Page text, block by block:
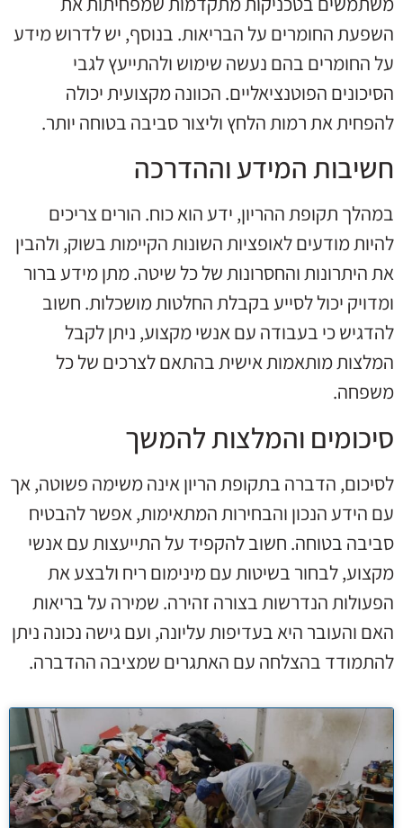
השפעת החומרים על הבריאות. בנוסף, יש לדרוש מידע
על החומרים בהם נעשה שימוש ולהתייעץ לגבי
הסיכונים הפוטנציאליים. הכוונה מקצועית יכולה
להפחית את רמות הלחץ וליצור סביבה בטוחה יותר.
חשיבות המידע וההדרכה
במהלך תקופת ההריון, ידע הוא כוח. הורים צריכים
להיות מודעים לאופציות השונות הקיימות בשוק, ולהבין
את היתרונות והחסרונות של כל שיטה. מתן מידע ברור
ומדויק יכול לסייע בקבלת החלטות מושכלות. חשוב
להדגיש כי בעבודה עם אנשי מקצוע, ניתן לקבל
המלצות מותאמות אישית בהתאם לצרכים של כל
משפחה.
סיכומים והמלצות להמשך
לסיכום, הדברה בתקופת הריון אינה משימה פשוטה, אך
עם הידע הנכון והבחירות המתאימות, אפשר להבטיח
סביבה בטוחה. חשוב להקפיד על התייעצות עם אנשי
מקצוע, לבחור בשיטות עם מינימום ריח ולבצע את
הפעולות הנדרשות בצורה זהירה. שמירה על בריאות
האם והעובר היא בעדיפות עליונה, ועם גישה נכונה ניתן
להתמודד בהצלחה עם האתגרים שמציבה ההדברה.